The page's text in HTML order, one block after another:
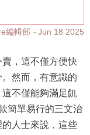
編輯部 Jun 18 2025
，這不僅方便快
然而，有意識的
不僅能夠滿足飢
簡單易行的三文治
人士來說，這些